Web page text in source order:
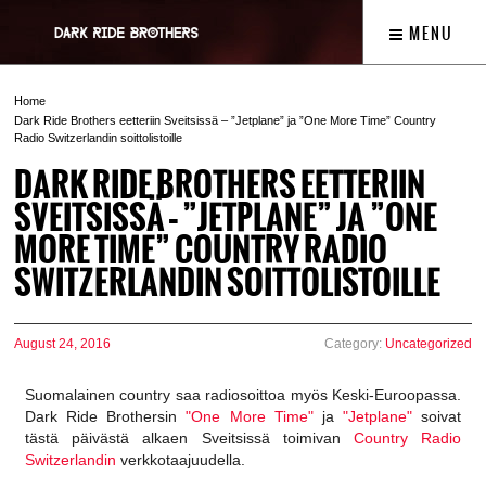
MENU
Home
Dark Ride Brothers eetteriin Sveitsissä – ”Jetplane” ja ”One More Time” Country
Radio Switzerlandin soittolistoille
DARK RIDE BROTHERS EETTERIIN
SVEITSISSÄ – ”JETPLANE” JA ”ONE
MORE TIME” COUNTRY RADIO
SWITZERLANDIN SOITTOLISTOILLE
August 24, 2016 Category: Uncategorized
Suomalainen country saa radiosoittoa myös Keski-Euroopassa.
Dark Ride Brothersin"One More Time"ja "Jetplane"soivat
tästä päivästä alkaen Sveitsissä toimivan Country Radio
Switzerlandin verkkotaajuudella.